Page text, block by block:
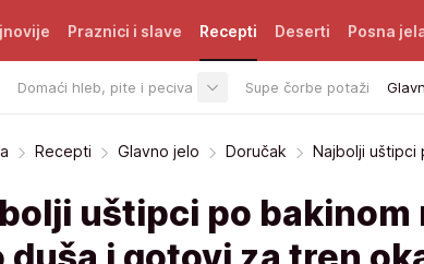
Praznici i slave Recepti
Domaći hleb, pite i peciva Supe čorbe potaži
Deserti Posna
Recepti Glavno jelo Doručak Najbolji uštipci
uštipci po